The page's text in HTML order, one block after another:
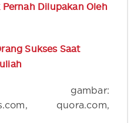
Dilupakan Oleh
Sukses Saat
gambar:
quora.com,